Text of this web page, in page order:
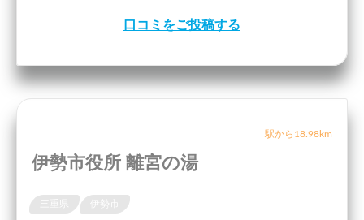
口コミをご投稿する
駅から18.98km
伊勢市役所 離宮の湯